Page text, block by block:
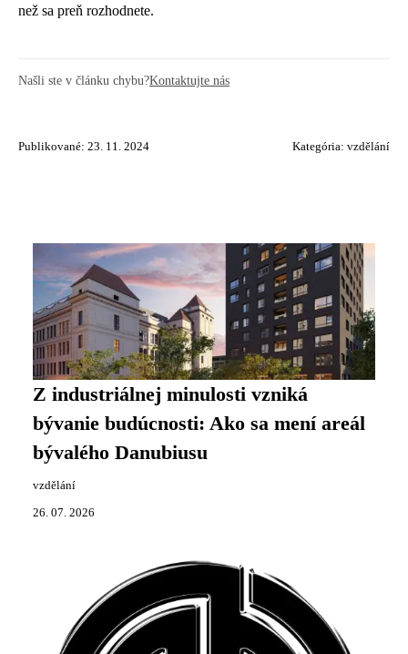
než sa preň rozhodnete.
Našli ste v článku chybu?Kontaktujte nás
Publikované: 23. 11. 2024 Kategória: vzdělání
Z industriálnej minulosti vzniká
bývanie budúcnosti: Ako sa mení areál
bývalého Danubiusu
vzdělání
26. 07. 2026